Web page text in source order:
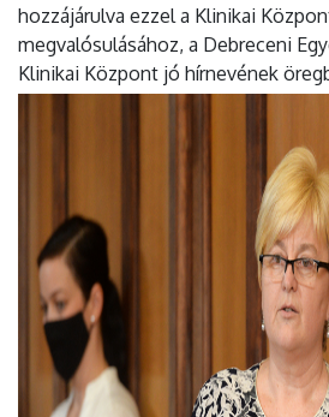
hozzájárulva ezzel a Klinikai
megvalósulásához, a Debreceni
Klinikai Központ jó hírnevének